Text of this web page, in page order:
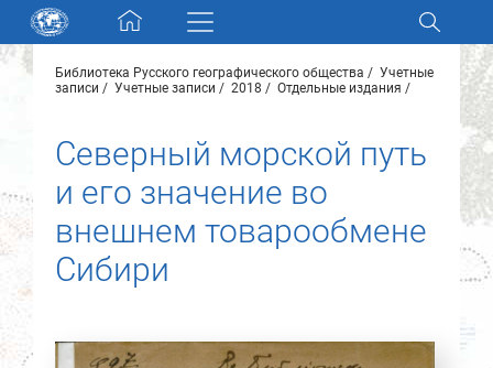
Skip navigation
Разделы и коллекции
Электронный каталог
Новости
О нас
Контакты
Библиотека Русского географического общества
Учетные
записи
Учетные записи 2018 Отдельные издания
Северный морской путь
и его значение во
внешнем товарообмене
Сибири